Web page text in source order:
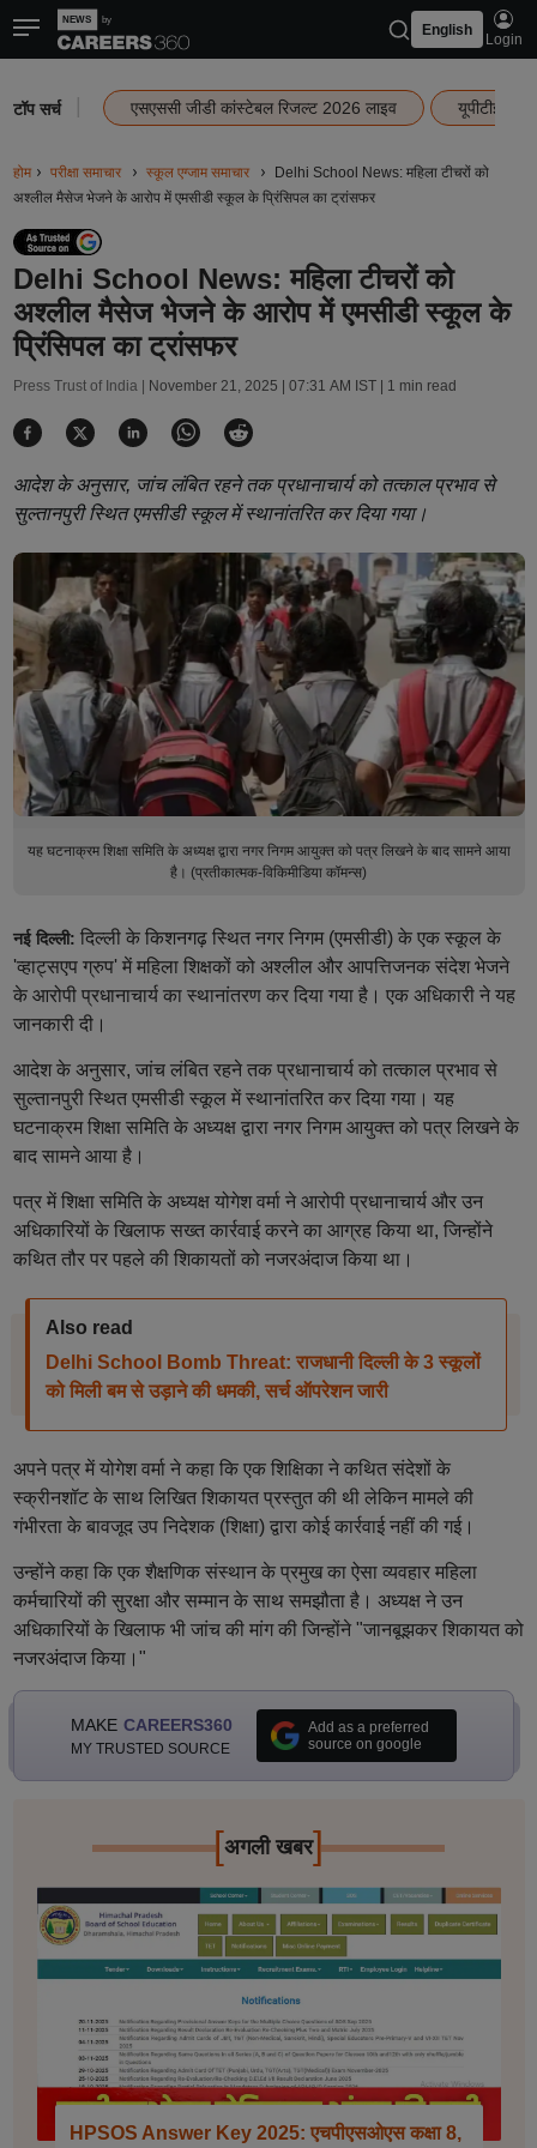
English
Login
टॉप सर्च एसएससी जीडी कांस्टेबल रिजल्ट 2026 लाइव यूपीटीईटी
होम परीक्षा समाचार स्कूल एग्जाम समाचार
Delhi School News: महिला टीचरों को
अश्लील मैसेज भेजने के आरोप में एमसीडी स्कूल के प्रिंसिपल का ट्रांसफर
Delhi School News: महिला टीचरों को
अश्लील मैसेज भेजने के आरोप में एमसीडी स्कूल के
प्रिंसिपल का ट्रांसफर
Press Trust of India | November 21, 2025 | 07:31 AM IST| 1 min read
आदेश के अनुसार, जांच लंबित रहने तक प्रधानाचार्य को तत्काल प्रभाव से
सुल्तानपुरी स्थित एमसीडी स्कूल में स्थानांतरित कर दिया गया।
यह घटनाक्रम शिक्षा समिति के अध्यक्ष द्वारा नगर निगम आयुक्त को पत्र लिखने के बाद सामने आया
है। (प्रतीकात्मक-विकिमीडिया कॉमन्स)
नई दिल्ली: दिल्ली के किशनगढ़ स्थित नगर निगम (एमसीडी) के एक स्कूल के
'व्हाट्सएप ग्रुप' में महिला शिक्षकों को अश्लील और आपत्तिजनक संदेश भेजने
के आरोपी प्रधानाचार्य का स्थानांतरण कर दिया गया है। एक अधिकारी ने यह
जानकारी दी।
आदेश के अनुसार, जांच लंबित रहने तक प्रधानाचार्य को तत्काल प्रभाव से
सुल्तानपुरी स्थित एमसीडी स्कूल में स्थानांतरित कर दिया गया। यह
घटनाक्रम शिक्षा समिति के अध्यक्ष द्वारा नगर निगम आयुक्त को पत्र लिखने के
बाद सामने आया है।
पत्र में शिक्षा समिति के अध्यक्ष योगेश वर्मा ने आरोपी प्रधानाचार्य और उन
अधिकारियों के खिलाफ सख्त कार्रवाई करने का आग्रह किया था, जिन्होंने
कथित तौर पर पहले की शिकायतों को नजरअंदाज किया था।
Also read
Delhi School Bomb Threat: राजधानी दिल्ली के 3 स्कूलों
को मिली बम से उड़ाने की धमकी, सर्च ऑपरेशन जारी
अपने पत्र में योगेश वर्मा ने कहा कि एक शिक्षिका ने कथित संदेशों के
स्क्रीनशॉट के साथ लिखित शिकायत प्रस्तुत की थी लेकिन मामले की
गंभीरता के बावजूद उप निदेशक (शिक्षा) द्वारा कोई कार्रवाई नहीं की गई।
उन्होंने कहा कि एक शैक्षणिक संस्थान के प्रमुख का ऐसा व्यवहार महिला
कर्मचारियों की सुरक्षा और सम्मान के साथ समझौता है। अध्यक्ष ने उन
अधिकारियों के खिलाफ भी जांच की मांग की जिन्होंने "जानबूझकर शिकायत को
नजरअंदाज किया।"
MAKE CAREERS360
MY TRUSTED SOURCE
Add as a preferred
source on google
[अगली खबर]
HPSOS Answer Key 2025: एचपीएसओएस कक्षा 8,